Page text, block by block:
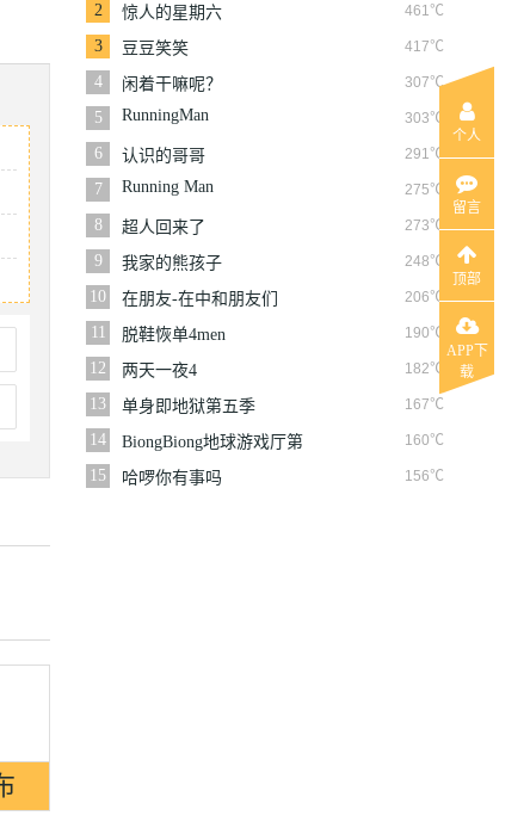
2 461℃
惊人的星期六
3
417℃
豆豆笑笑
4
307℃
闲着干嘛呢？
5
303℃
RunningMan
6 291℃
认识的哥哥
7
275℃
Running Man
8 273℃
超人回来了
9
248℃
我家的熊孩子
10
206℃
在朋友-在中和朋友们
11
190℃
脱鞋恢单4men
12
182℃
两天一夜4
13
167℃
单身即地狱第五季
14
160℃
BiongBiong地球游戏厅第
三季
15 156℃
哈啰你有事吗
个人
留言
顶部
APP下
载